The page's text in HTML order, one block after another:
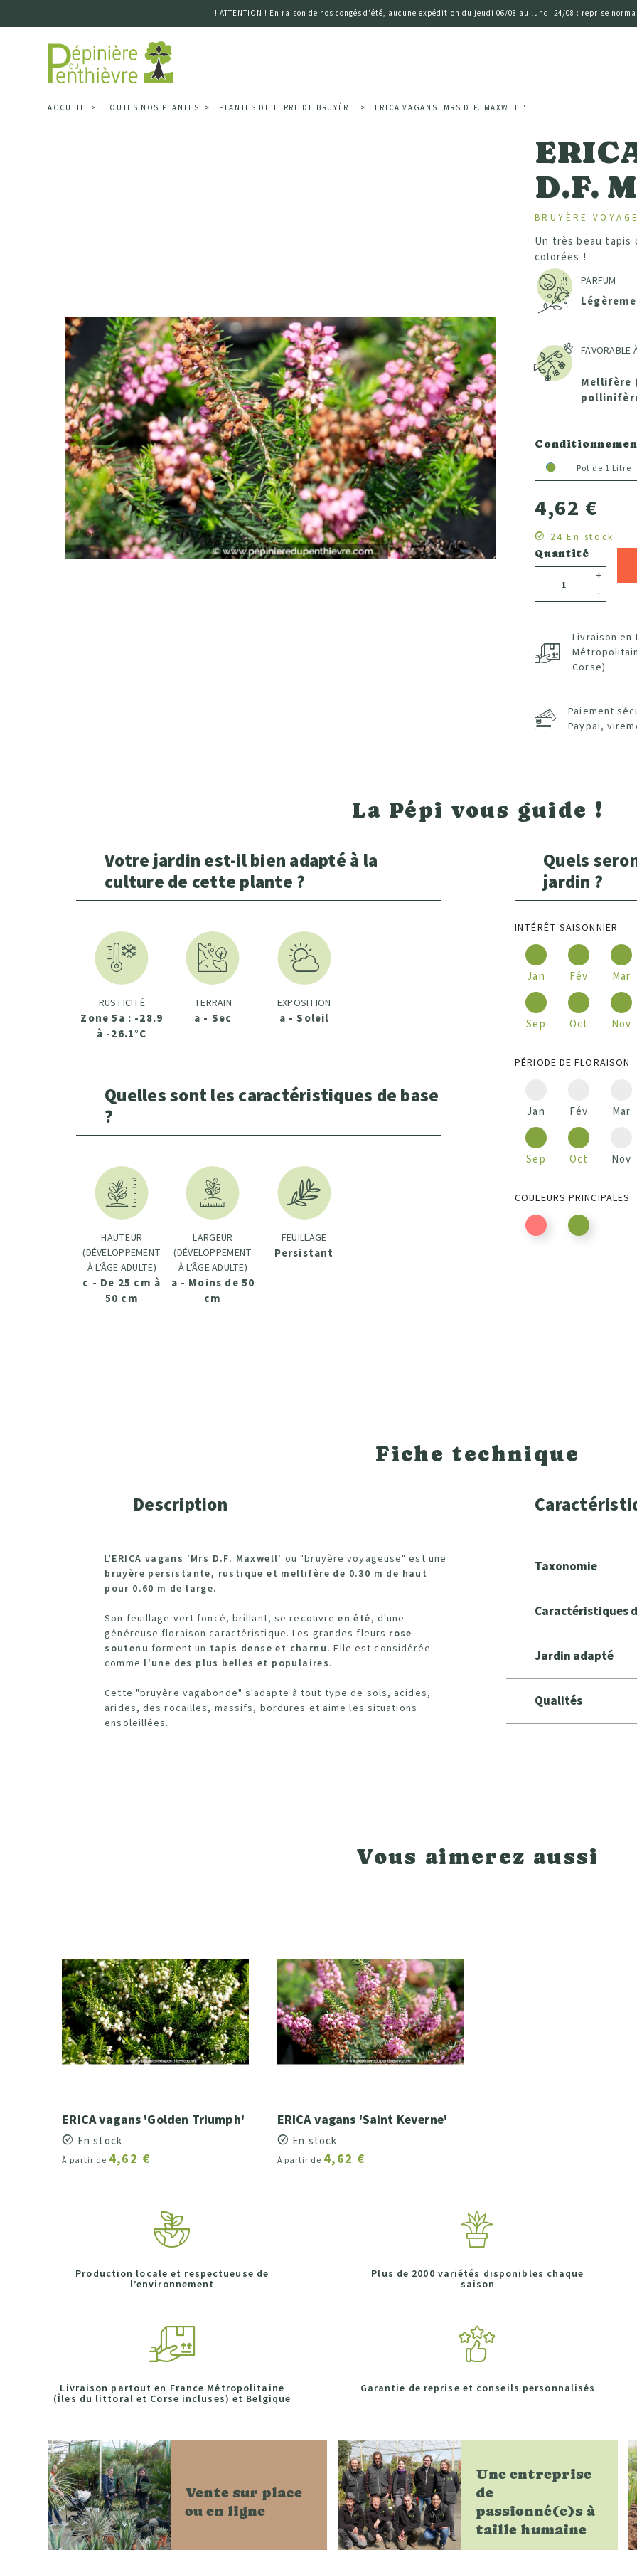
! ATTENTION ! En raison de nos congés d'été, aucune expédition du jeudi 06/08 au lundi 24/08 : reprise
Accueil
ACCUEIL TOUTES NOS PLANTES PLANTES DE TERRE DE BRUYÈRE ERICA VAGANS 'MRS D.F. MAXWELL'
D.F.
BRUYÈRE
Un très beau
colorées !
PARFUM
FAVORABLE
Mellifère
Pot de 1 Litre
4,62 €
Quantité
-
+
24 En stock
Livraison en
Corse)
Paiement
Paypal,
La Pépi vous guide !
Votre jardin est-il bien adapté à la
culture de cette plante ?
RUSTICITÉ
Zone 5a : -28.9
à -26.1°C
TERRAIN
a - Sec
EXPOSITION
a - Soleil
Quelles sont les caractéristiques de base
?
HAUTEUR
(DÉVELOPPEMENT
À L'ÂGE ADULTE)
c - De 25 cm à
50 cm
LARGEUR
(DÉVELOPPEMENT
À L'ÂGE ADULTE)
a - Moins de 50
cm
FEUILLAGE
Persistant
Quels
jardin ?
INTÉRÊT SAISONNIER
Jan Fév Mar
Sep Oct Nov
PÉRIODE DE FLORAISON
Jan Fév Mar
Sep Oct Nov
COULEURS PRINCIPALES
Fiche technique
Description
L'ERICA vagans 'Mrs D.F. Maxwell' ou "bruyère voyageuse" est une
bruyère persistante, rustique et mellifère de 0.30 m de haut
pour 0.60 m de large.
Son feuillage vert foncé, brillant, se recouvreen été, d'une
généreuse floraison caractéristique. Les grandes fleurs rose
soutenu forment un tapis dense et charnu. Elle est considérée
comme l'une des plus belles et populaires.
Cette "bruyère vagabonde" s'adapte à tout type de sols, acides,
arides, des rocailles, massifs, bordures et aime les situations
ensoleillées.
Taxonomie
Caractéristiques
Jardin adapté
Qualités
Vous aimerez aussi
ERICA vagans 'Golden Triumph'
En stock
À partir de 4,62 €
ERICA vagans 'Saint Keverne'
En stock
À partir de 4,62 €
Production locale et respectueuse de
l’environnement
Plus de 2000 variétés disponibles chaque
saison
Livraison partout en France Métropolitaine
(Îles du littoral et Corse incluses) et Belgique
Garantie de reprise et conseils personnalisés
Vente sur place
ou en ligne
Une entreprise
de
passionné(e)s à
taille humaine